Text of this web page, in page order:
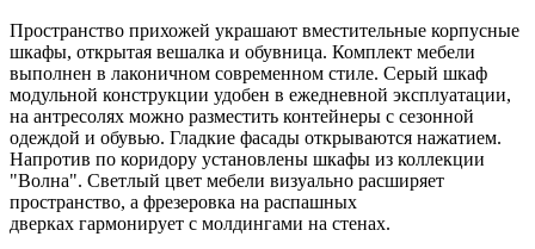
Пространство прихожей украшают вместительные корпусные
шкафы, открытая вешалка и обувница. Комплект мебели
выполнен в лаконичном современном стиле. Серый шкаф
модульной конструкции удобен в ежедневной эксплуатации,
на антресолях можно разместить контейнеры с сезонной
одеждой и обувью. Гладкие фасады открываются нажатием.
Напротив по коридору установлены шкафы из коллекции
"Волна". Светлый цвет мебели визуально расширяет
пространство, а фрезеровка на распашных
дверках гармонирует с молдингами на стенах.